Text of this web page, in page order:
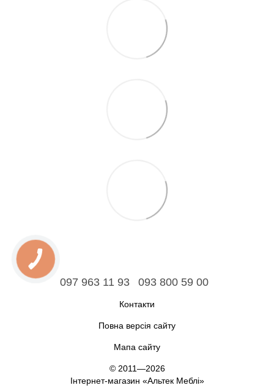
097 963 11 93 093 800 59 00
Контакти
Повна версія сайту
Мапа сайту
© 2011—2026
Інтернет-магазин «Альтек Меблі»